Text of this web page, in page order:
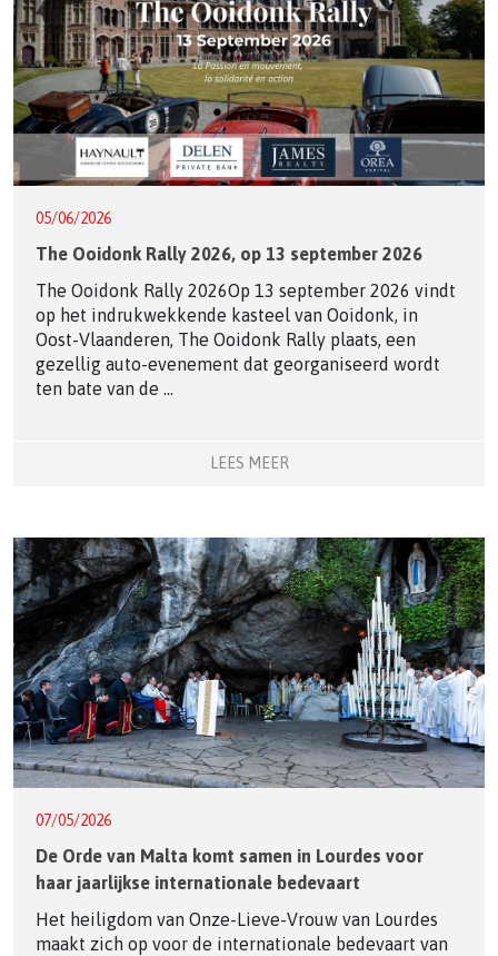
05/06/2026
The Ooidonk Rally 2026, op 13 september 2026
The Ooidonk Rally 2026Op 13 september 2026 vindt
op het indrukwekkende kasteel van Ooidonk, in
Oost-Vlaanderen, The Ooidonk Rally plaats, een
gezellig auto-evenement dat georganiseerd wordt
ten bate van de ...
LEES MEER
07/05/2026
De Orde van Malta komt samen in Lourdes voor
haar jaarlijkse internationale bedevaart
Het heiligdom van Onze-Lieve-Vrouw van Lourdes
maakt zich op voor de internationale bedevaart van